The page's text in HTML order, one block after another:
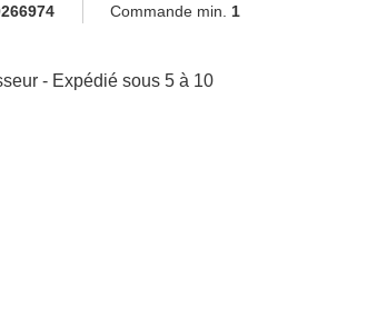
Commande min. 1
- Expédié sous 5 à 10